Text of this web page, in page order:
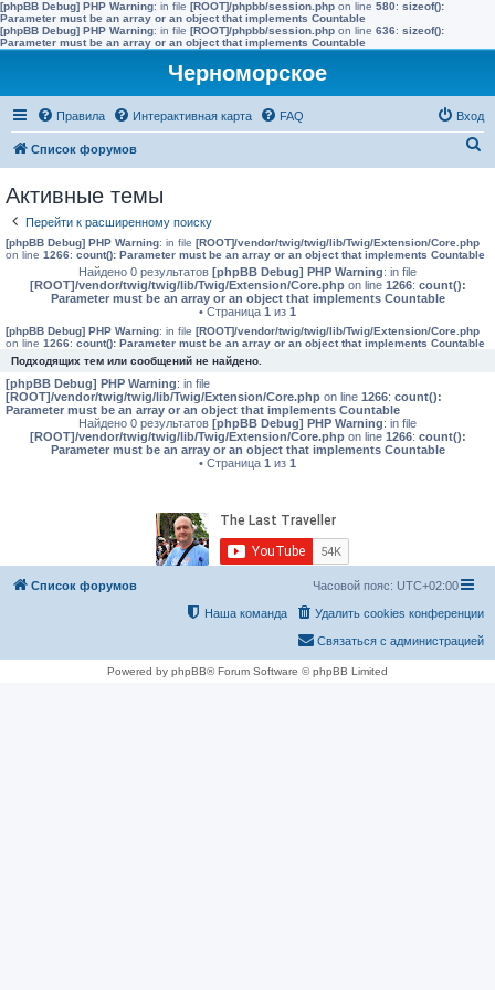
[phpBB Debug] PHP Warning: in file [ROOT]/phpbb/session.php on line 580: sizeof():
Parameter must be an array or an object that implements Countable
[phpBB Debug] PHP Warning: in file [ROOT]/phpbb/session.php on line 636: sizeof():
Parameter must be an array or an object that implements Countable
Черноморское
Правила Интерактивная карта FAQ Вход
Список форумов
к
Активные темы
Перейти к расширенному поиску
[phpBB Debug] PHP Warning: in file [ROOT]/vendor/twig/twig/lib/Twig/Extension/Core.php
on line 1266: count(): Parameter must be an array or an object that implements Countable
Найдено 0 результатов [phpBB Debug] PHP Warning: in file
[ROOT]/vendor/twig/twig/lib/Twig/Extension/Core.phpon line 1266: count():
Parameter must be an array or an object that implements Countable
• Страница 1 из 1
[phpBB Debug] PHP Warning: in file [ROOT]/vendor/twig/twig/lib/Twig/Extension/Core.php
on line 1266: count(): Parameter must be an array or an object that implements Countable
Подходящих тем или сообщений не найдено.
[phpBB Debug] PHP Warning: in file
[ROOT]/vendor/twig/twig/lib/Twig/Extension/Core.php on line 1266: count():
Parameter must be an array or an object that implements Countable
Найдено 0 результатов [phpBB Debug] PHP Warning: in file
[ROOT]/vendor/twig/twig/lib/Twig/Extension/Core.phpon line 1266: count():
Parameter must be an array or an object that implements Countable
• Страница 1 из 1
Список форумов Часовой пояс: UTC+02:00
Удалить cookies конференции
Наша команда
Связаться с администрацией
Powered by phpBB® Forum Software © phpBB Limited